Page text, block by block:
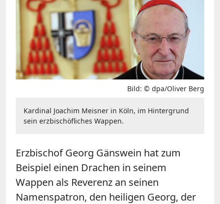
Bild: © dpa/Oliver Berg
Kardinal Joachim Meisner in Köln, im Hintergrund
sein erzbischöfliches Wappen.
Erzbischof Georg Gänswein hat zum
Beispiel einen Drachen in seinem
Wappen als Reverenz an seinen
Namenspatron, den heiligen Georg, der